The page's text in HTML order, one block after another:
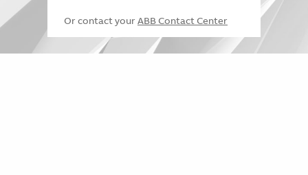
Or contact your ABB Contact Center